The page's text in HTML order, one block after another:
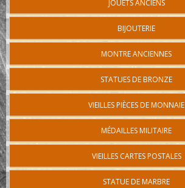
JOUETS ANCIENS
BIJOUTERIE
MONTRE ANCIENNES
STATUES DE BRONZE
VIEILLES PIÈCES DE MONNAIE
MÉDAILLES MILITAIRE
VIEILLES CARTES POSTALES
STATUE DE MARBRE